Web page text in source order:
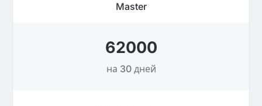
Master
62000
на 30 дней